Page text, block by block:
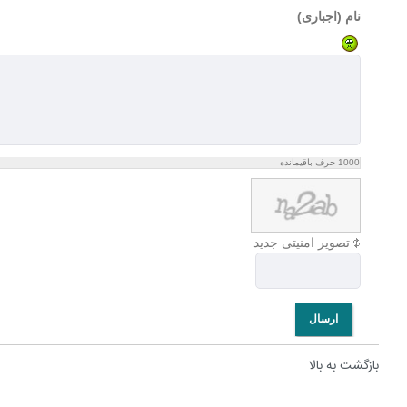
نام (اجباری)
1000 حرف باقیمانده
تصویر امنیتی جدید
ارسال
بازگشت به بالا